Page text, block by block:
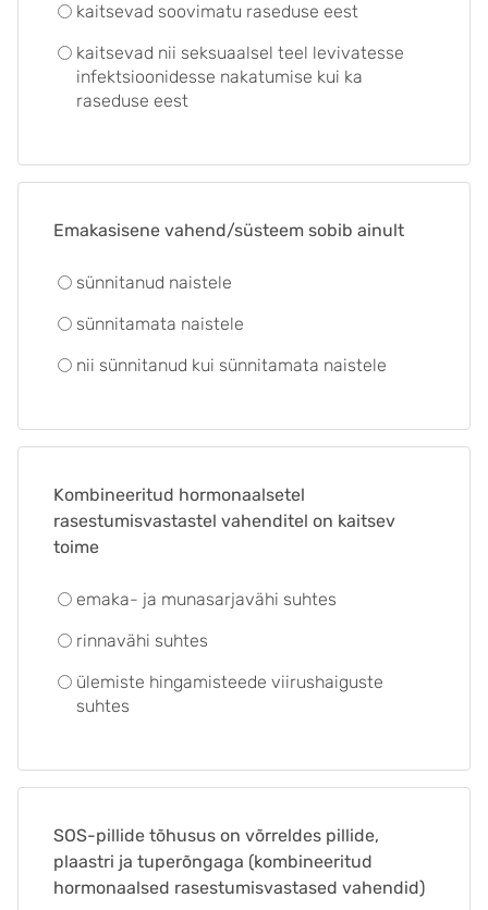
kaitsevad soovimatu raseduse eest
kaitsevad nii seksuaalsel teel levivatesse
infektsioonidesse nakatumise kui ka
raseduse eest
Emakasisene vahend/süsteem sobib ainult
sünnitanud naistele
sünnitamata naistele
nii sünnitanud kui sünnitamata naistele
Kombineeritud hormonaalsetel
rasestumisvastastel vahenditel on kaitsev
toime
emaka- ja munasarjavähi suhtes
rinnavähi suhtes
ülemiste hingamisteede viirushaiguste
suhtes
SOS-pillide tõhusus on võrreldes pillide,
plaastri ja tuperõngaga (kombineeritud
hormonaalsed rasestumisvastased vahendid)